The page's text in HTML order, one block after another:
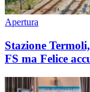
Apertura
Stazione
FS ma Felice